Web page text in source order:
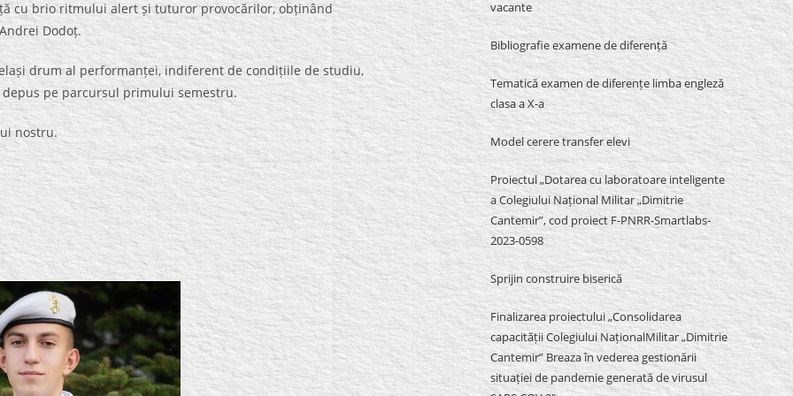
cu brio ritmului alert și tuturor provocărilor, obținând
Dodoț.
drum al performanței, indiferent de condițiile de studiu,
pe parcursul primului semestru.
nostru.
vacante
Bibliografie examene de diferență
Tematică examen de diferențe limba engleză
clasa a X-a
Model cerere transfer elevi
Proiectul „Dotarea cu laboratoare inteligente
a Colegiului Național Militar „Dimitrie
Cantemir”, cod proiect F-PNRR-Smartlabs-
2023-0598
Sprijin construire biserică
Finalizarea proiectului „Consolidarea
capacității Colegiului NaționalMilitar „Dimitrie
Cantemir” Breaza în vederea gestionării
situației de pandemie generată de virusul